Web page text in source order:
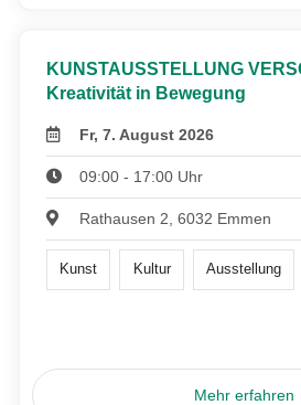
KUNSTAUSSTELLUNG
Kreativität in Bewegung
Fr, 7. August 2026
09:00 - 17:00 Uhr
Rathausen 2, 6032 Emmen
Kunst Kultur Ausstellung
Mehr erfahren